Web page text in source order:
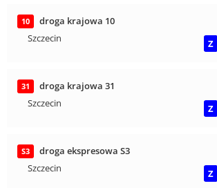
10
droga krajowa 10
Szczecin
Z
31
droga krajowa 31
Szczecin
Z
S3
droga ekspresowa S3
Szczecin
Z